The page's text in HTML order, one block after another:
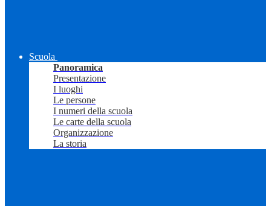
Scuola
Panoramica
Presentazione
I luoghi
Le persone
I numeri della scuola
Le carte della scuola
Organizzazione
La storia